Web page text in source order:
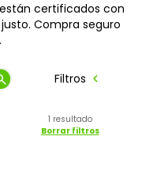
certificados con
Compra seguro
Filtros chevron_left
1 resultado
Borrar filtros